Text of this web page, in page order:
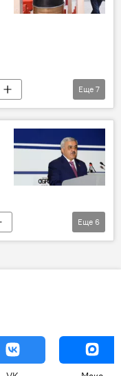
Еще 7
Еще 6